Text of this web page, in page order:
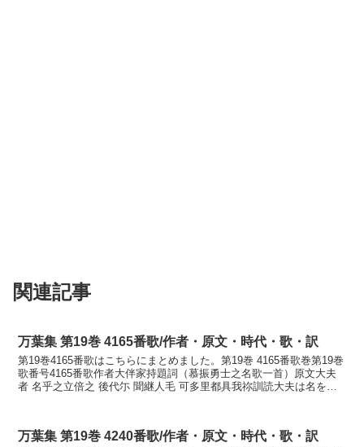
関連記事
万葉集 第19巻 4165番歌/作者・原文・時代・歌・訳
第19巻4165番歌はこちらにまとめました。第19巻 4165番歌巻第19巻
歌番号4165番歌作者大伴家持題詞（慕振勇士之名歌一首）原文大夫
者 名乎之立倍之 後代尓 聞継人毛 可多里都具我祢訓読大夫は名をし
万葉集 第19巻 4240番歌/作者・原文・時代・歌・訳